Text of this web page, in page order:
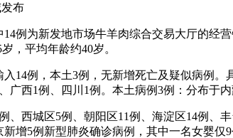
布
例为新发地市场牛羊肉综合交易大厅的
，平均年龄约40岁。
14例，本土3例，无新增死亡及疑似病例
西1例、四川1例。本土病例3例：分布于内
、西城区5例、朝阳区11例、海淀区14例
增5例新型肺炎确诊病例，其中一名女婴仅9